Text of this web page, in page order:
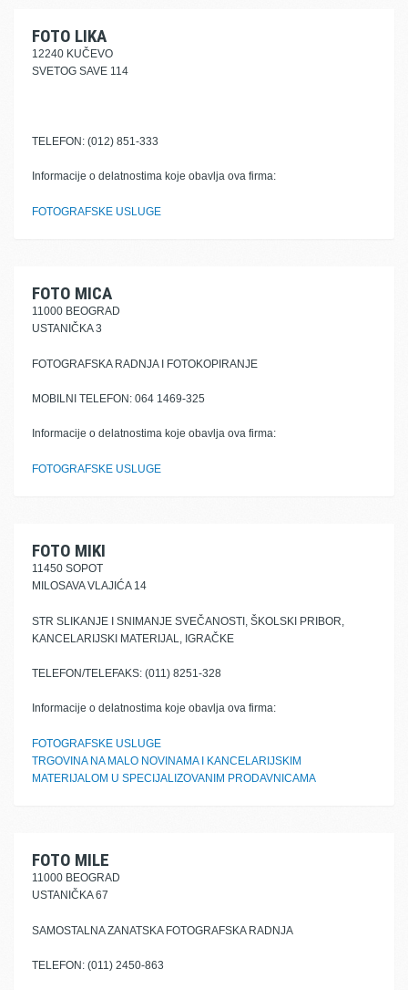
FOTO LIKA
12240 KUČEVO
SVETOG SAVE 114
TELEFON: (012) 851-333
Informacije o delatnostima koje obavlja ova firma:
FOTOGRAFSKE USLUGE
FOTO MICA
11000 BEOGRAD
USTANIČKA 3
FOTOGRAFSKA RADNJA I FOTOKOPIRANJE
MOBILNI TELEFON: 064 1469-325
Informacije o delatnostima koje obavlja ova firma:
FOTOGRAFSKE USLUGE
FOTO MIKI
11450 SOPOT
MILOSAVA VLAJIĆA 14
STR SLIKANJE I SNIMANJE SVEČANOSTI, ŠKOLSKI PRIBOR,
KANCELARIJSKI MATERIJAL, IGRAČKE
TELEFON/TELEFAKS: (011) 8251-328
Informacije o delatnostima koje obavlja ova firma:
FOTOGRAFSKE USLUGE
TRGOVINA NA MALO NOVINAMA I KANCELARIJSKIM
MATERIJALOM U SPECIJALIZOVANIM PRODAVNICAMA
FOTO MILE
11000 BEOGRAD
USTANIČKA 67
SAMOSTALNA ZANATSKA FOTOGRAFSKA RADNJA
TELEFON: (011) 2450-863